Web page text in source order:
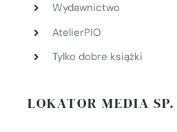
Wydawnictwo
AtelierPIO
Tylko dobre książki
LOKATOR MEDIA